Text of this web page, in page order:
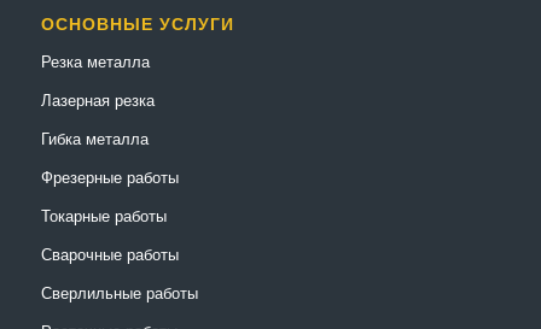
ОСНОВНЫЕ УСЛУГИ
Резка металла
Лазерная резка
Гибка металла
Фрезерные работы
Токарные работы
Сварочные работы
Сверлильные работы